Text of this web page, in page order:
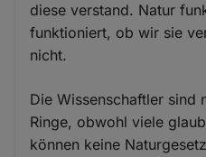
diese verstand. Natur
funktioniert, ob wir sie
nicht.
Die Wissenschaftler sind
Ringe, obwohl viele
können keine